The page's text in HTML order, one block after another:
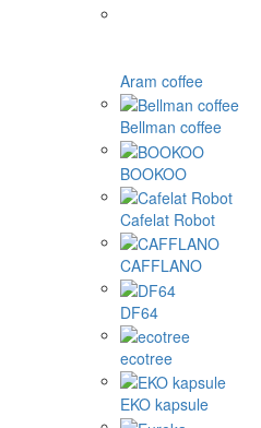
Aram coffee
Bellman coffee
BOOKOO
Cafelat Robot
CAFFLANO
DF64
ecotree
EKO kapsule